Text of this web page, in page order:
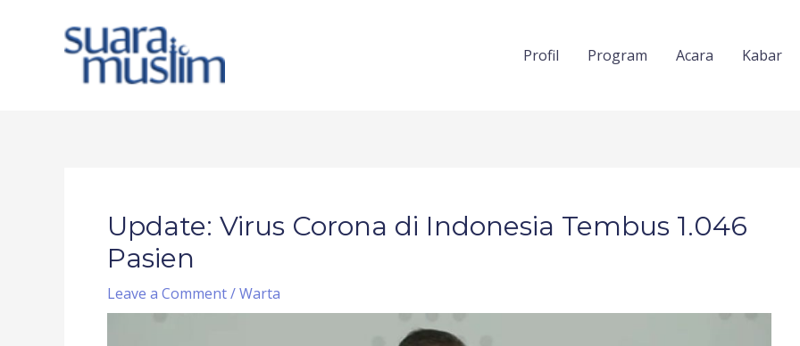
Profil Program Acara Kabar
Update: Virus Corona di Indonesia Tembus 1.046
Pasien
Leave a Comment/Warta